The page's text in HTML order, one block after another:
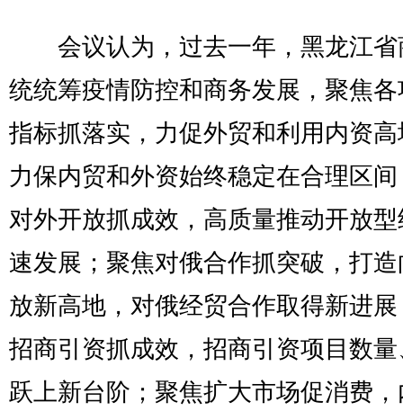
会议认为，过去一年，黑龙江省
统统筹疫情防控和商务发展，聚焦
指标抓落实，力促外贸和利用内资
力保内贸和外资始终稳定在合理区
对外开放抓成效，高质量推动开放
速发展；聚焦对俄合作抓突破，打
放新高地，对俄经贸合作取得新进
招商引资抓成效，招商引资项目数
跃上新台阶；聚焦扩大市场促消费